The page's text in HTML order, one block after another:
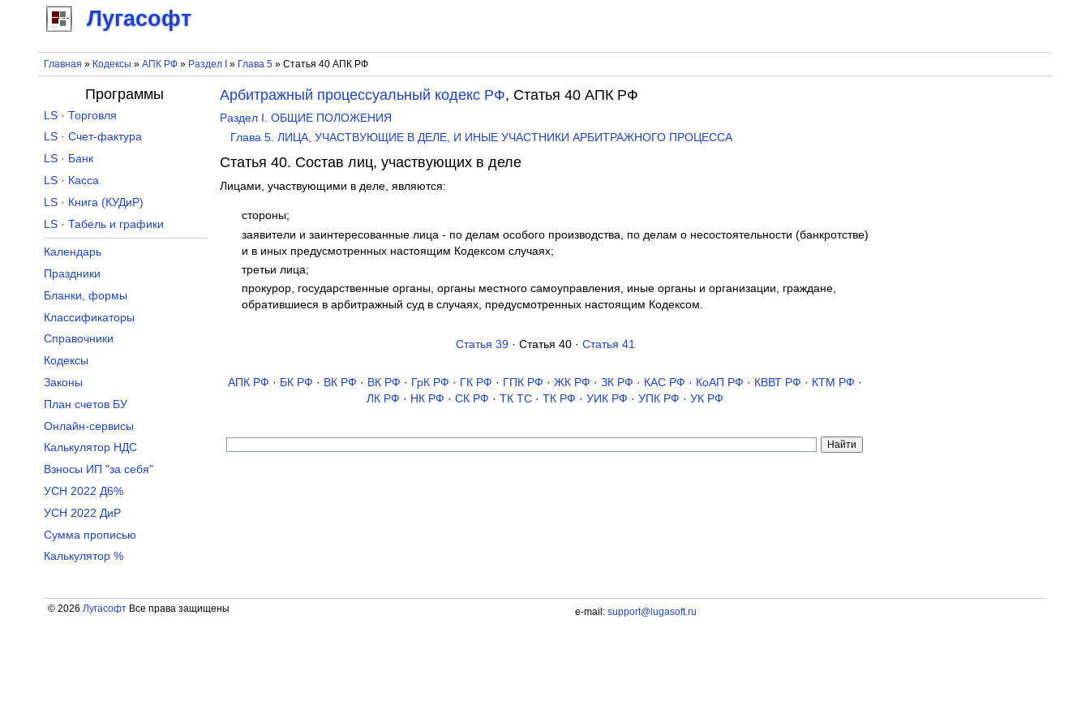
Лугасофт
Главная » Кодексы » АПК РФ» Раздел I » Глава 5» Статья 40 АПК РФ
Арбитражный процессуальный кодекс РФ, Статья 40 АПК РФ
Раздел I. ОБЩИЕ ПОЛОЖЕНИЯ
Глава 5. ЛИЦА, УЧАСТВУЮЩИЕ В ДЕЛЕ, И ИНЫЕ УЧАСТНИКИ АРБИТРАЖНОГО ПРОЦЕССА
Статья 40. Состав лиц, участвующих в деле
Лицами, участвующими в деле, являются:
стороны;
заявители и заинтересованные лица - по делам особого производства, по делам о несостоятельности (банкротстве)
и в иных предусмотренных настоящим Кодексом случаях;
третьи лица;
прокурор, государственные органы, органы местного самоуправления, иные органы и организации, граждане,
обратившиеся в арбитражный суд в случаях, предусмотренных настоящим Кодексом.
Статья 39· Статья 40 · Статья 41
АПК РФ · БК РФ · ВК РФ · ВК РФ · ГрК РФ · ГК РФ · ГПК РФ · ЖК РФ · ЗК РФ · КАС РФ · КоАП РФ · КВВТ РФ · КТМ РФ ·
ЛК РФ · НК РФ · СК РФ · ТК TC · ТК РФ · УИК РФ · УПК РФ · УК РФ
Программы
LS · Торговля
LS · Счет-фактура
LS · Банк
LS · Касса
LS · Книга (КУДиР)
LS · Табель и графики
Календарь
Праздники
Бланки, формы
Классификаторы
Справочники
Кодексы
Законы
План счетов БУ
Онлайн-сервисы
Калькулятор НДС
Взносы ИП "за себя"
УСН 2022 Д6%
УСН 2022 ДиР
Сумма прописью
Калькулятор %
© 2026 ЛугасофтВсе права защищены e-mail: support@lugasoft.ru